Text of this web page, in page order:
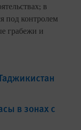
в
под контролем
грабежи и
в зонах с